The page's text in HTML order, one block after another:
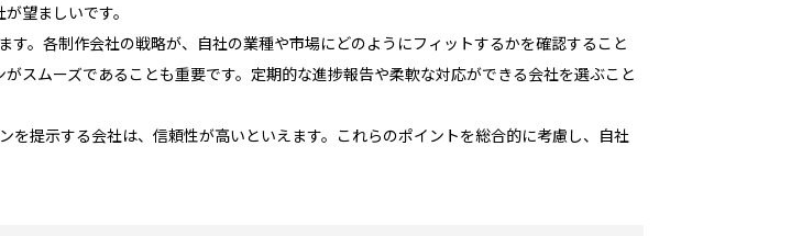
望ましいです。
。各制作会社の戦略が、自社の業種や市場にどのようにフィットするかを確認すること
スムーズであることも重要です。定期的な進捗報告や柔軟な対応ができる会社を選ぶこと
提示する会社は、信頼性が高いといえます。これらのポイントを総合的に考慮し、自社